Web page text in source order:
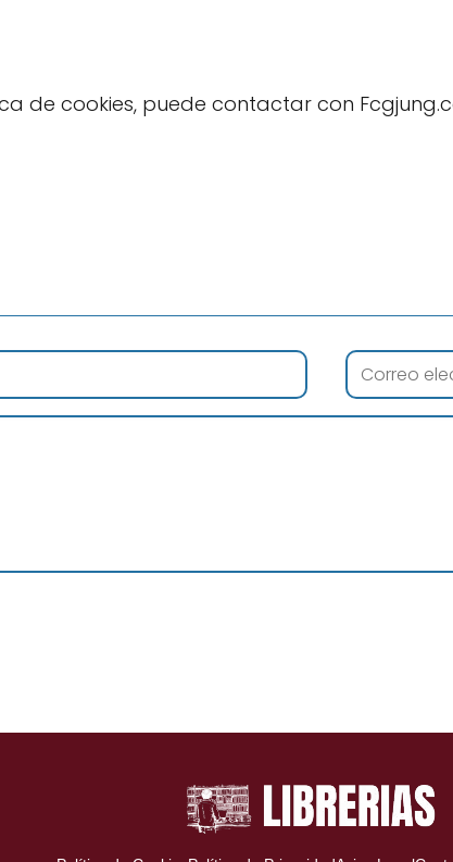
de cookies, puede contactar con